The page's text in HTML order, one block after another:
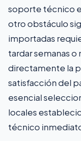
soporte técnico
otro obstáculo
importadas
tardar semanas
directamente la
satisfacción del
esencial
locales
técnico